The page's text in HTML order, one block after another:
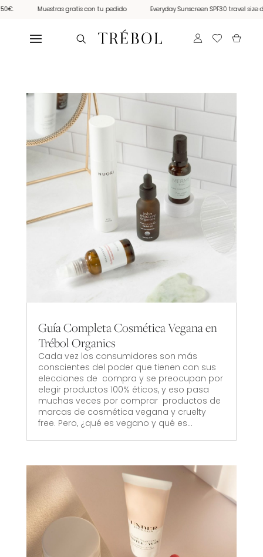
Muestras gratis con tu pedido Everyday Sunscreen SPF30 travel size
Guía Completa Cosmética Vegana en
Trébol Organics
Cada vez los consumidores son más
conscientes del poder que tienen con sus
elecciones de compra y se preocupan por
elegir productos 100% éticos, y eso pasa
muchas veces por comprar productos de
marcas de cosmética vegana y cruelty
free. Pero, ¿qué es vegano y qué es...